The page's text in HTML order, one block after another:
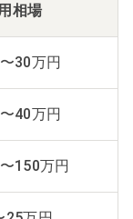
相場
30万円
40万円
150万円